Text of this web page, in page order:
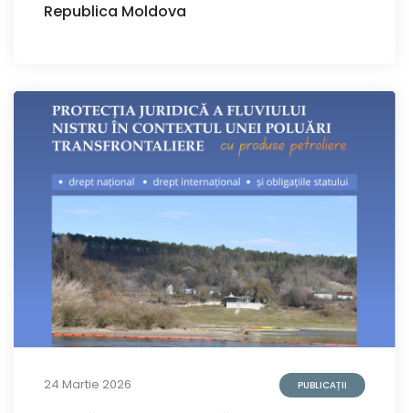
Republica Moldova
24 Martie 2026 PUBLICAȚII